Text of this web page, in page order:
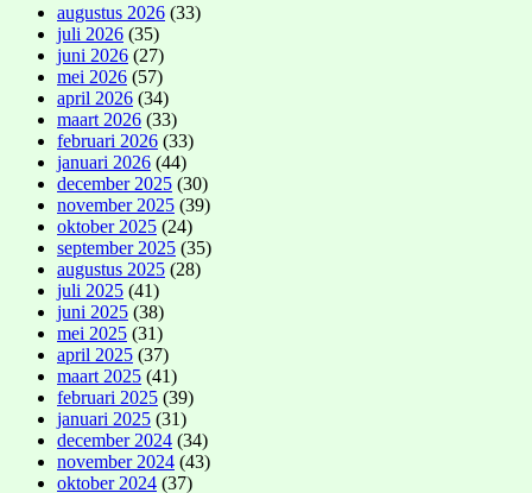
augustus 2026 (33)
juli 2026 (35)
juni 2026 (27)
mei 2026 (57)
april 2026 (34)
maart 2026 (33)
februari 2026 (33)
januari 2026 (44)
december 2025 (30)
november 2025 (39)
oktober 2025 (24)
september 2025 (35)
augustus 2025 (28)
juli 2025 (41)
juni 2025 (38)
mei 2025 (31)
april 2025 (37)
maart 2025 (41)
februari 2025 (39)
januari 2025 (31)
december 2024 (34)
november 2024 (43)
oktober 2024 (37)